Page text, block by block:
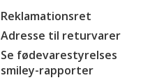
Reklamationsret
Adresse til returvarer
Se fødevarestyrelses
smiley-rapporter